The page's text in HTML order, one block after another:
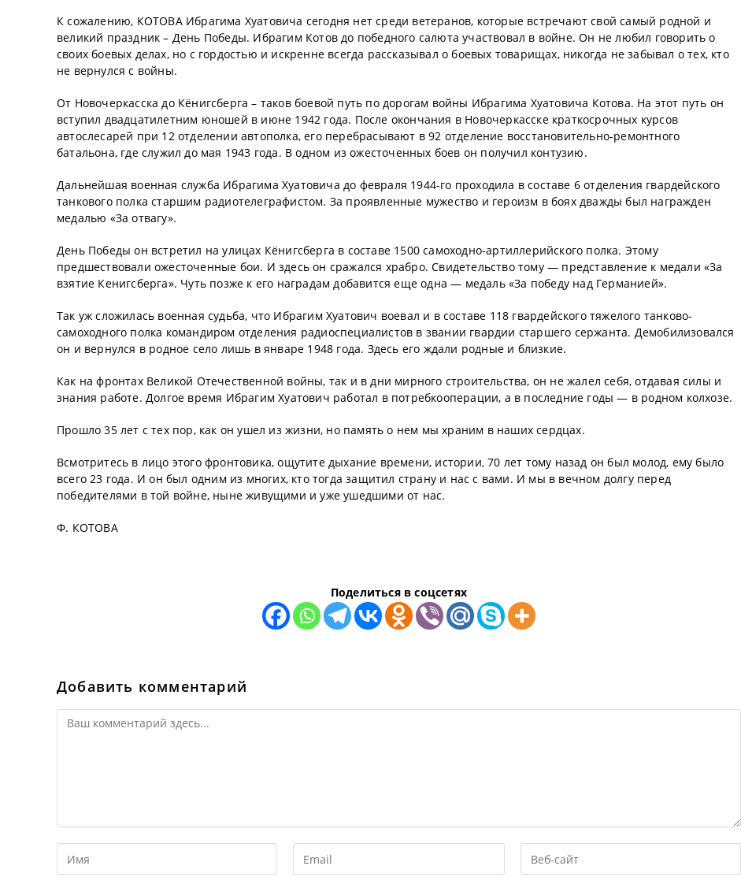
К сожалению, КОТОВА Ибрагима Хуатовича сегодня нет среди ветеранов, которые встречают свой самый родной и
великий праздник – День Победы. Ибрагим Котов до победного салюта участвовал в войне. Он не любил говорить о
своих боевых делах, но с гордостью и искренне всегда рассказывал о боевых товарищах, никогда не забывал о тех, кто
не вернулся с войны.
От Новочеркасска до Кёнигсберга – таков боевой путь по дорогам войны Ибрагима Хуатовича Котова. На этот путь он
вступил двадцатилетним юношей в июне 1942 года. После окончания в Новочеркасске краткосрочных курсов
автослесарей при 12 отделении автополка, его перебрасывают в 92 отделение восстановительно-ремонтного
батальона, где служил до мая 1943 года. В одном из ожесточенных боев он получил контузию.
Дальнейшая военная служба Ибрагима Хуатовича до февраля 1944-го проходила в составе 6 отделения гвардейского
танкового полка старшим радиотелеграфистом. За проявленные мужество и героизм в боях дважды был награжден
медалью «За отвагу».
День Победы он встретил на улицах Кёнигсберга в составе 1500 самоходно-артиллерийского полка. Этому
предшествовали ожесточенные бои. И здесь он сражался храбро. Свидетельство тому — представление к медали «За
взятие Кенигсберга». Чуть позже к его наградам добавится еще одна — медаль «За победу над Германией».
Так уж сложилась военная судьба, что Ибрагим Хуатович воевал и в составе 118 гвардейского тяжелого танково-
самоходного полка командиром отделения радиоспециалистов в звании гвардии старшего сержанта. Демобилизовался
он и вернулся в родное село лишь в январе 1948 года. Здесь его ждали родные и близкие.
Как на фронтах Великой Отечественной войны, так и в дни мирного строительства, он не жалел себя, отдавая силы и
знания работе. Долгое время Ибрагим Хуатович работал в потребкооперации, а в последние годы — в родном колхозе.
Прошло 35 лет с тех пор, как он ушел из жизни, но память о нем мы храним в наших сердцах.
Всмотритесь в лицо этого фронтовика, ощутите дыхание времени, истории, 70 лет тому назад он был молод, ему было
всего 23 года. И он был одним из многих, кто тогда защитил страну и нас с вами. И мы в вечном долгу перед
победителями в той войне, ныне живущими и уже ушедшими от нас.
Ф. КОТОВА
Поделиться в соцсетях
Добавить комментарий